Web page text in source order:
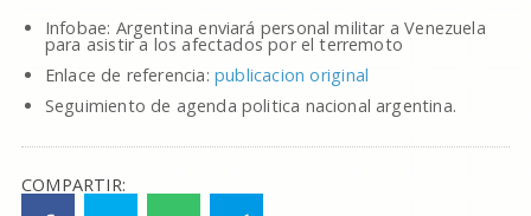
Infobae: Argentina enviará personal militar a Venezuela
para asistir a los afectados por el terremoto
Enlace de referencia: publicacion original
Seguimiento de agenda politica nacional argentina.
COMPARTIR: